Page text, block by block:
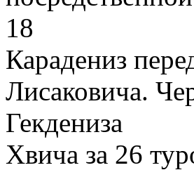
18
Карадениз
Лисаковича.
Гекдениза
Хвича за 26